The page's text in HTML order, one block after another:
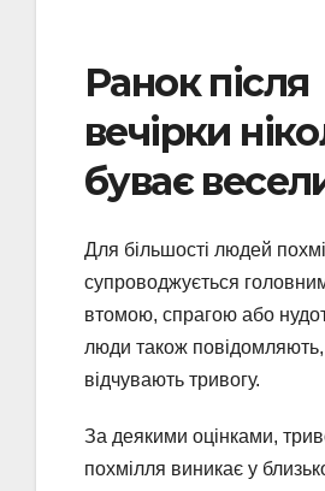
Ранок після
вечірки
буває
Для більшості людей
супроводжується
втомою, спрагою або
люди також
відчувають тривогу.
За деякими оцінками,
похмілля виникає у